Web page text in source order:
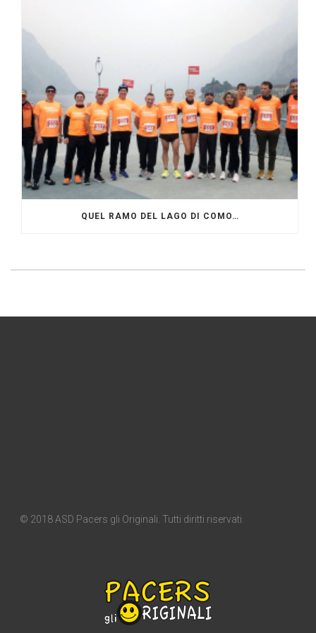
QUEL RAMO DEL LAGO DI COMO…
© 2018 ASD Pacers gli Originali. Tutti diritti riservati.